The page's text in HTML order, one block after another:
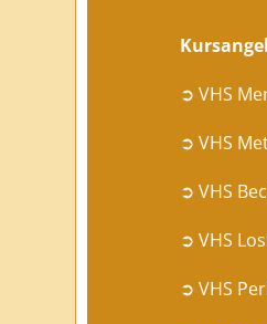
➲ VHS
➲ VHS
➲ VHS
➲ VHS
➲ VHS